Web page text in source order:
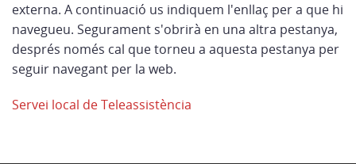
externa. A continuació us indiquem l'enllaç per a que hi
navegueu. Segurament s'obrirà en una altra pestanya,
després només cal que torneu a aquesta pestanya per
seguir navegant per la web.
Servei local de Teleassistència